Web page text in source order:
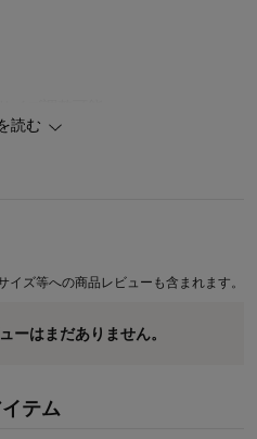
楽ちん
の体形に合わせた独自のサイズを
読む
イズ等への商品レビューも含まれます。
ーはまだありません。
テム